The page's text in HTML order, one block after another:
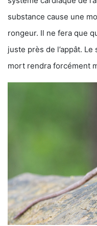
substance cause une
rongeur. Il ne fera que
juste près de l’appât.
mort rendra forcément